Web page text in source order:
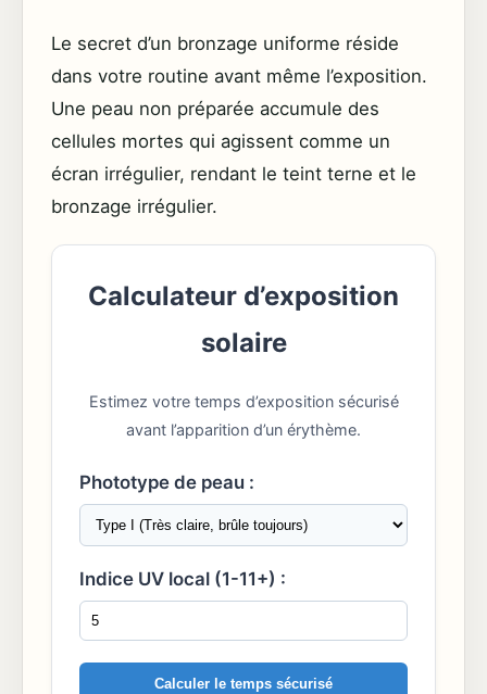
Le secret d’un bronzage uniforme réside
dans votre routine avant même l’exposition.
Une peau non préparée accumule des
cellules mortes qui agissent comme un
écran irrégulier, rendant le teint terne et le
bronzage irrégulier.
Calculateur d’exposition
solaire
Estimez votre temps d’exposition sécurisé
avant l’apparition d’un érythème.
Phototype de peau :
Indice UV local (1-11+) :
Calculer le temps sécurisé